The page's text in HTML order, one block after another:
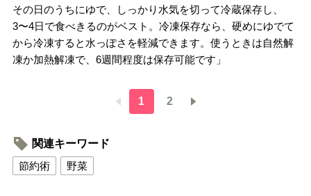
その日のうちにゆで、しっかり水気を切って冷蔵保存し、
3〜4日で食べきるのがベスト。冷凍保存なら、硬めにゆでて
から冷凍すると水っぽさを軽減できます。使うときは自然解
凍か加熱解凍で、6週間程度は保存可能です」
1 2
関連キーワード
節約術
野菜